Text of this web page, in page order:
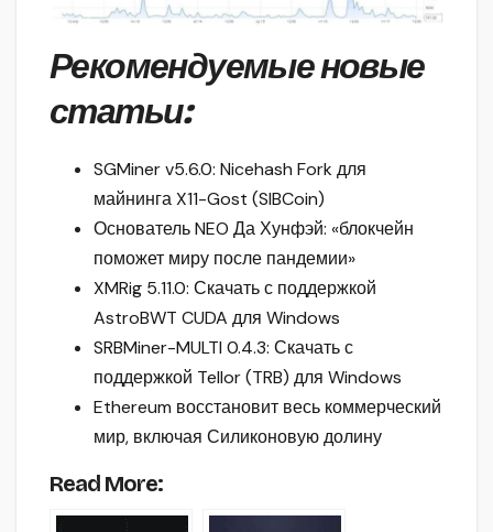
Рекомендуемые новые
статьи:
SGMiner v5.6.0: Nicehash Fork для
майнинга X11-Gost (SIBCoin)
Основатель NEO Да Хунфэй: «блокчейн
поможет миру после пандемии»
XMRig 5.11.0: Скачать с поддержкой
AstroBWT CUDA для Windows
SRBMiner-MULTI 0.4.3: Скачать с
поддержкой Tellor (TRB) для Windows
Ethereum восстановит весь коммерческий
мир, включая Силиконовую долину
Read More: